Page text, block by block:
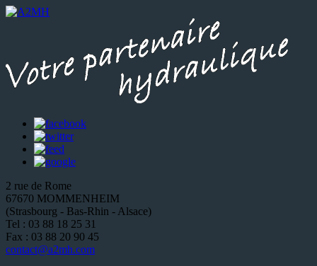
2 rue de Rome
67670 MOMMENHEIM
(Strasbourg - Bas-Rhin - Alsace)
Tel : 03 88 18 25 31
Fax : 03 88 20 90 45
contact@a2mh.com